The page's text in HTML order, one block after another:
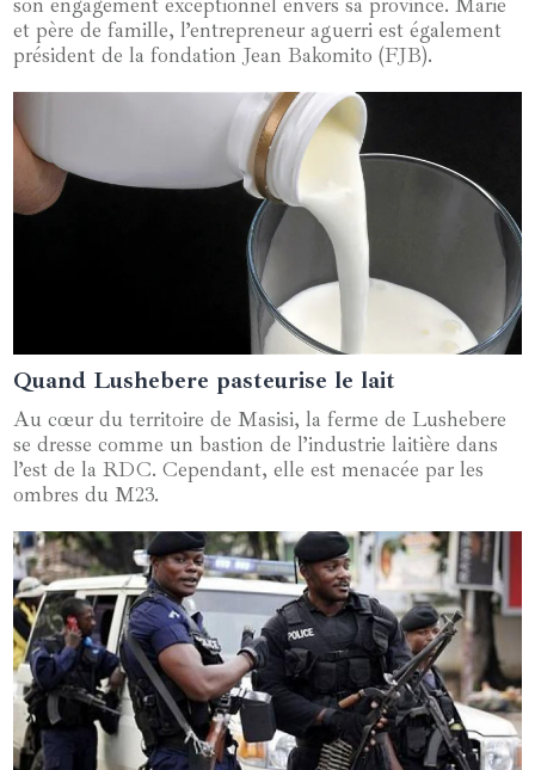
et père de famille, l’entrepreneur aguerri est également
président de la fondation Jean Bakomito (FJB).
05 juin 2024
Quand Lushebere pasteurise le lait
Au cœur du territoire de Masisi, la ferme de Lushebere
se dresse comme un bastion de l’industrie laitière dans
l’est de la RDC. Cependant, elle est menacée par les
ombres du M23.